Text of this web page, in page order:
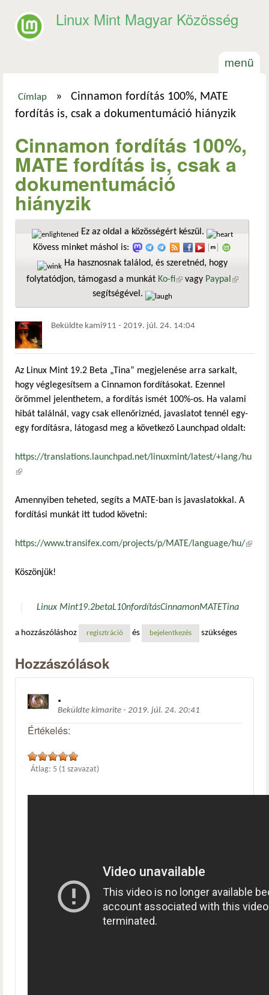
Linux Mint Magyar Közösség
menü
Jelenlegi hely
Címlap »
Cinnamon fordítás 100%, MATE
fordítás is, csak a dokumentumáció hiányzik
Cinnamon fordítás 100%,
MATE fordítás is, csak a
dokumentumáció
hiányzik
Ez az oldal a közösségért készül.
Kövess minket máshol is:
Ha hasznosnak találod, és szeretnéd, hogy
folytatódjon, támogasd a munkát Ko-fi(külső hivatkozás)
vagy Paypal
segítségével.
Beküldte kami911 - 2019. júl. 24. 14:04
Az Linux Mint 19.2 Beta „Tina” megjelenése arra sarkalt,
hogy véglegesítsem a Cinnamon fordításokat. Ezennel
örömmel jelenthetem, a fordítás ismét 100%-os. Ha valami
hibát találnál, vagy csak ellenőriznéd, javaslatot tennél egy-
egy fordításra, látogasd meg a következő Launchpad oldalt:
https://translations.launchpad.net/linuxmint/latest/+lang/hu
(külső hivatkozás)
Amennyiben teheted, segíts a MATE-ban is javaslatokkal. A
fordítási munkát itt tudod követni:
https://www.transifex.com/projects/p/MATE/language/hu/(külső
Köszönjük!
Linux Mint19.2betaL10nfordításCinnamonMATETina
a hozzászóláshoz regisztráció és bejelentkezés szükséges
Hozzászólások
.
Beküldte kimarite - 2019. júl. 24. 20:41
Értékelés:
Átlag: 5 (1 szavazat)